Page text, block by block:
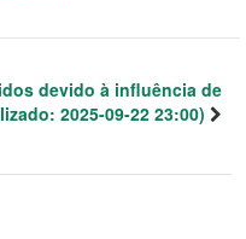
devido à influência de
2025-09-22 23:00)